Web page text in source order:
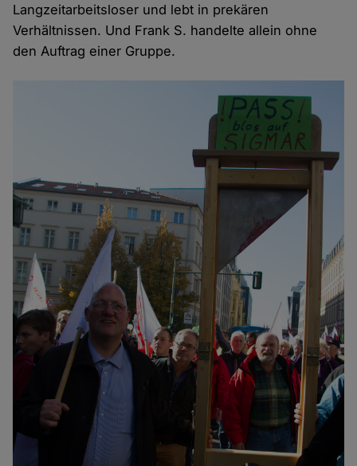
Langzeitarbeitsloser und lebt in prekären
Verhältnissen. Und Frank S. handelte allein ohne
den Auftrag einer Gruppe.